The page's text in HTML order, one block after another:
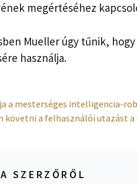
megértéséhez
Mueller úgy tűnik,
használja.
a mesterséges intelligencia-
követni a felhasználói utazást
A SZERZŐRŐL